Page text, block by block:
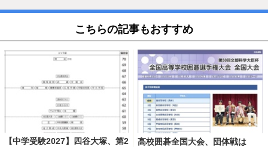
こちらの記事もおすすめ
【中学受験2027】四谷大塚、第2
高校囲碁全国大会、団体戦は